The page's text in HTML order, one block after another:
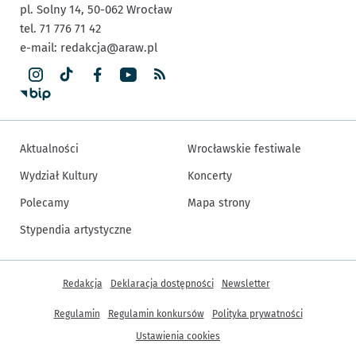
pl. Solny 14, 50-062 Wrocław
tel. 71 776 71 42
e-mail: redakcja@araw.pl
Aktualności
Wydział Kultury
Polecamy
Stypendia artystyczne
Wrocławskie festiwale
Koncerty
Mapa strony
Inne informacje
Redakcja Deklaracja dostępności Newsletter
Regulamin Regulamin konkursów
Polityka prywatności
Ustawienia cookies